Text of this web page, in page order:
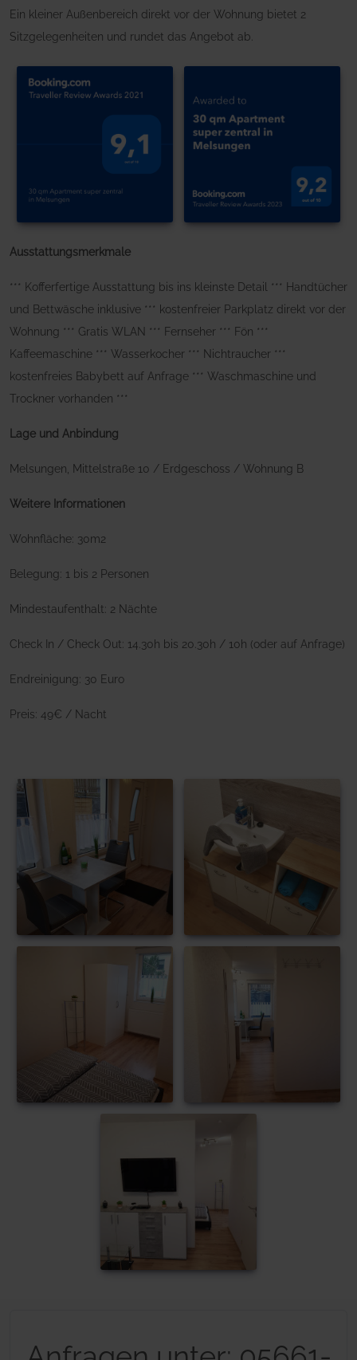
Ein kleiner Außenbereich direkt vor der Wohnung bietet 2
Sitzgelegenheiten und rundet das Angebot ab.
Ausstattungsmerkmale
*** Kofferfertige Ausstattung bis ins kleinste Detail *** Handtücher
und Bettwäsche inklusive *** kostenfreier Parkplatz direkt vor der
Wohnung *** Gratis WLAN *** Fernseher *** Fön ***
Kaffeemaschine *** Wasserkocher *** Nichtraucher ***
kostenfreies Babybett auf Anfrage *** Waschmaschine und
Trockner vorhanden ***
Lage und Anbindung
Melsungen, Mittelstraße 10 / Erdgeschoss / Wohnung B
Weitere Informationen
Wohnfläche: 30m2
Belegung: 1 bis 2 Personen
Mindestaufenthalt: 2 Nächte
Check In / Check Out: 14.30h bis 20.30h / 10h (oder auf Anfrage)
Endreinigung: 30 Euro
Preis: 49€ / Nacht